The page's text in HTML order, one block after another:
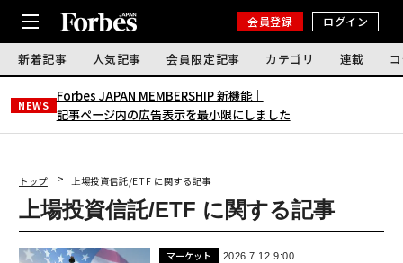
会員登録 ログイン
新着記事 人気記事 会員限定記事 カテゴリ 連載
NEWS
Forbes JAPAN MEMBERSHIP 新機能｜
記事ページ内の広告表示を最小限にしました
トップ 上場投資信託/ETF に関する記事
上場投資信託/ETF に関する記事
マーケット 2026.7.12 9:00